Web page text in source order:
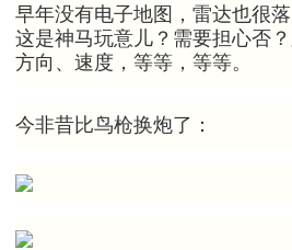
早年没有电子地图，雷达也很
这是神马玩意儿？需要担心否
方向、速度，等等，等等。
今非昔比鸟枪换炮了：